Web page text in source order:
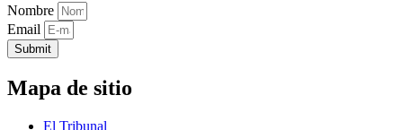
Nombre
Email
Submit
Mapa de sitio
El Tribunal